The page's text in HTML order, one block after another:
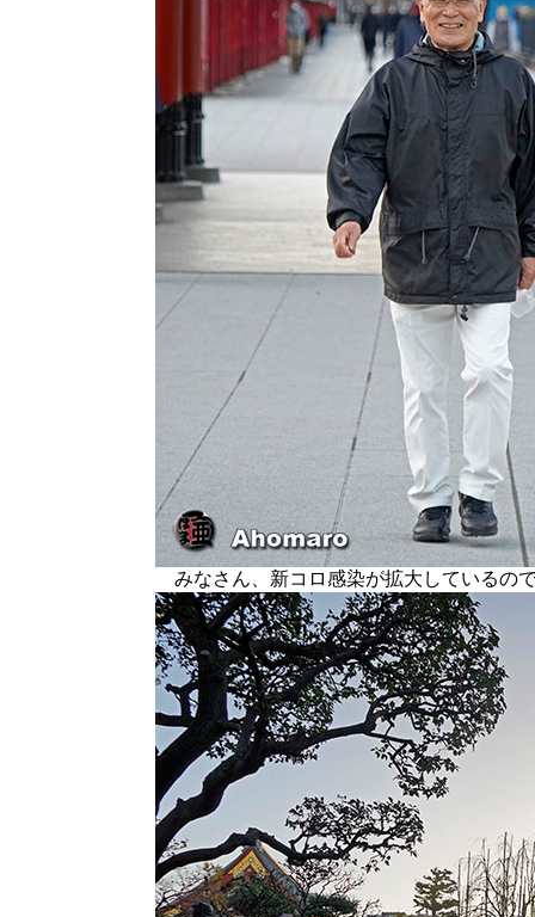
みなさん、新コロ感染が拡大しているの